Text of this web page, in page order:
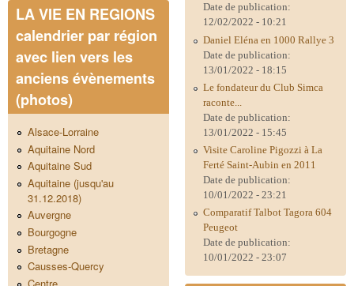
LA VIE EN REGIONS
calendrier par région
avec lien vers les
anciens évènements
(photos)
Alsace-Lorraine
Aquitaine Nord
Aquitaine Sud
Aquitaine (jusqu'au
31.12.2018)
Auvergne
Bourgogne
Bretagne
Causses-Quercy
Date de publication:
12/02/2022 - 10:21
Daniel Eléna en 1000 Rallye 3
Date de publication:
13/01/2022 - 18:15
Le fondateur du Club Simca
raconte...
Date de publication:
13/01/2022 - 15:45
Visite Caroline Pigozzi à La
Ferté Saint-Aubin en 2011
Date de publication:
10/01/2022 - 23:21
Comparatif Talbot Tagora 604
Peugeot
Date de publication:
10/01/2022 - 23:07